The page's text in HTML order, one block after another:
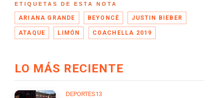
ETIQUETAS DE ESTA NOTA
ARIANA GRANDE BEYONCÉ JUSTIN BIEBER
ATAQUE LIMÓN COACHELLA 2019
LO MÁS RECIENTE
DEPORTES13